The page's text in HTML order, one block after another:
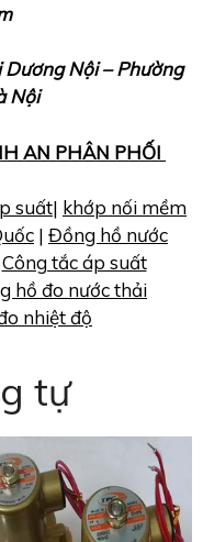
Nội – Phường
Nội
AN PHÂN PHỐI
suất| khớp nối mềm
| Đồng hồ nước
Công tắc áp suất
hồ đo nước thải
nhiệt độ
tự